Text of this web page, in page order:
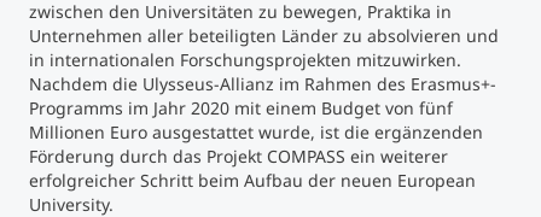
zwischen den Universitäten zu bewegen, Praktika in
Unternehmen aller beteiligten Länder zu absolvieren und
in internationalen Forschungsprojekten mitzuwirken.
Nachdem die Ulysseus-Allianz im Rahmen des Erasmus+-
Programms im Jahr 2020 mit einem Budget von fünf
Millionen Euro ausgestattet wurde, ist die ergänzenden
Förderung durch das Projekt COMPASS ein weiterer
erfolgreicher Schritt beim Aufbau der neuen European
University.